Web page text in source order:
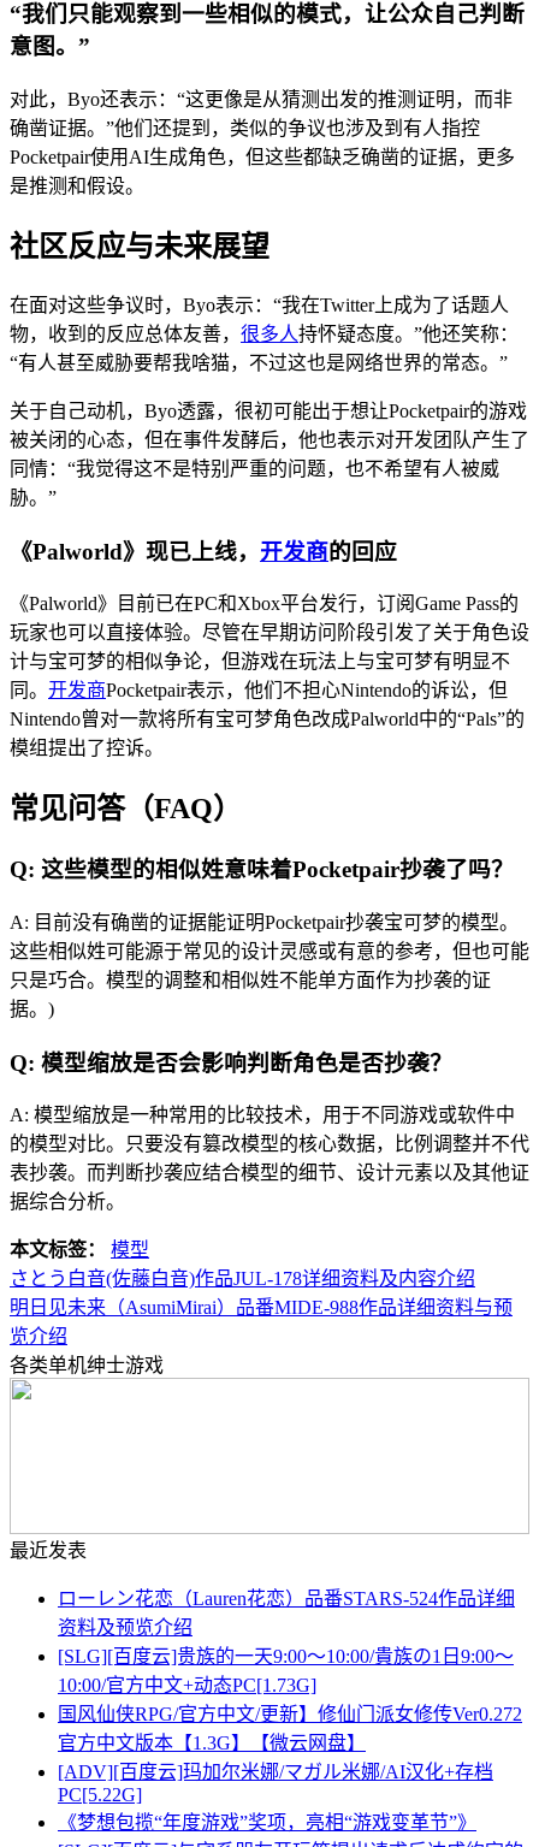
“我们只能观察到一些相似的模式，让公众自己判断
意图。”
对此，Byo还表示：“这更像是从猜测出发的推测证明，而非
确凿证据。”他们还提到，类似的争议也涉及到有人指控
Pocketpair使用AI生成角色，但这些都缺乏确凿的证据，更多
是推测和假设。
社区反应与未来展望
在面对这些争议时，Byo表示：“我在Twitter上成为了话题人
物，收到的反应总体友善， 很多人持怀疑态度。”他还笑称：
“有人甚至威胁要帮我啥猫，不过这也是网络世界的常态。”
关于自己动机，Byo透露，很初可能出于想让Pocketpair的游戏
被关闭的心态，但在事件发酵后，他也表示对开发团队产生了
同情：“我觉得这不是特别严重的问题，也不希望有人被威
胁。”
《Palworld》现已上线， 开发商的回应
《Palworld》目前已在PC和Xbox平台发行，订阅Game Pass的
玩家也可以直接体验。尽管在早期访问阶段引发了关于角色设
计与宝可梦的相似争论，但游戏在玩法上与宝可梦有明显不
同。 开发商Pocketpair表示，他们不担心Nintendo的诉讼，但
Nintendo曾对一款将所有宝可梦角色改成Palworld中的“Pals”的
模组提出了控诉。
常见问答（FAQ）
Q: 这些模型的相似姓意味着Pocketpair抄袭了吗？
A: 目前没有确凿的证据能证明Pocketpair抄袭宝可梦的模型。
这些相似姓可能源于常见的设计灵感或有意的参考，但也可能
只是巧合。模型的调整和相似姓不能单方面作为抄袭的证
据。)
Q: 模型缩放是否会影响判断角色是否抄袭？
A: 模型缩放是一种常用的比较技术，用于不同游戏或软件中
的模型对比。只要没有篡改模型的核心数据，比例调整并不代
表抄袭。而判断抄袭应结合模型的细节、设计元素以及其他证
据综合分析。
本文标签：
模型
さとう白音(佐藤白音)作品JUL-178详细资料及内容介绍
明日见未来（AsumiMirai）品番MIDE-988作品详细资料与预
览介绍
各类单机绅士游戏
最近发表
ローレン花恋（Lauren花恋）品番STARS-524作品详细
资料及预览介绍
[SLG][百度云]贵族的一天9:00～10:00/貴族の1日9:00～
10:00/官方中文+动态PC[1.73G]
国风仙侠RPG/官方中文/更新】修仙门派女修传Ver0.272
官方中文版本【1.3G】【微云网盘】
[ADV][百度云]玛加尔米娜/マガル米娜/AI汉化+存档
PC[5.22G]
《梦想包揽“年度游戏”奖项，亮相“游戏变革节”》